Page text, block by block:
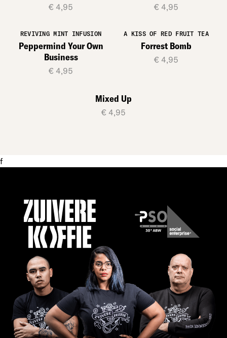
€ 4,95 € 4,95
REVIVING MINT INFUSION
Peppermind Your Own
Business
€ 4,95
A KISS OF RED FRUIT TEA
Forrest Bomb
€ 4,95
Mixed Up
€ 4,95
f